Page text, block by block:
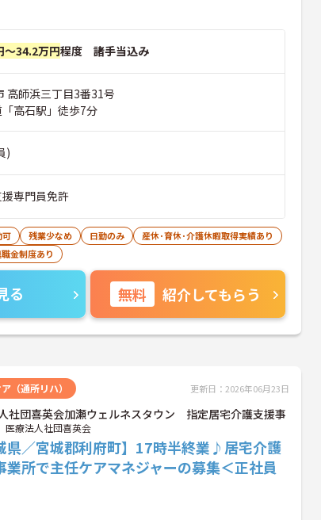
～34.2万円程度 諸手当込み
高師浜三丁目3番31号
高石駅」徒歩7分
)
専門員免許
可 残業少なめ 日勤のみ
産休･育休･介護休暇取得実績あり
金制度あり
る 無料 紹介してもらう
（通所リハ） 更新日：2026年06月23日
社団喜英会加瀬ウェルネスタウン 指定居宅介護支援事
医療法人社団喜英会
県／宮城郡利府町】17時半終業♪居宅介護
業所で主任ケアマネジャーの募集＜正社員